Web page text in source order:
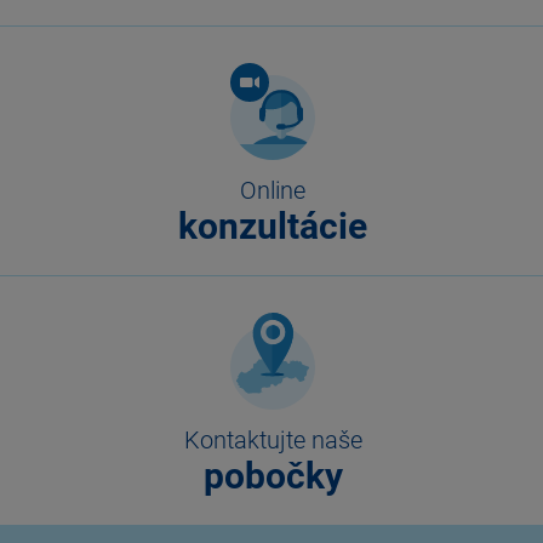
Online
konzultácie
Kontaktujte naše
pobočky